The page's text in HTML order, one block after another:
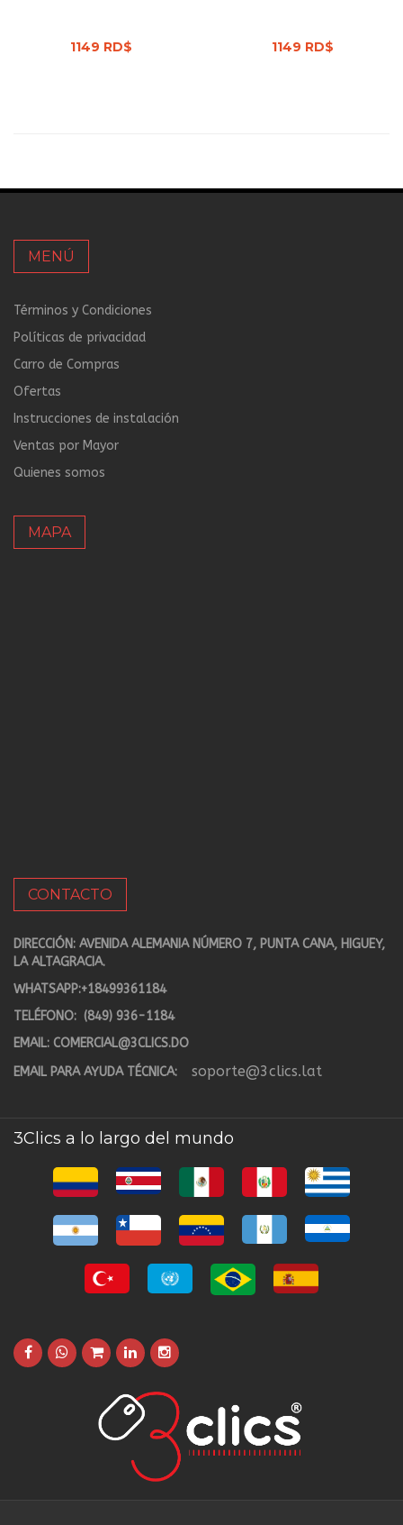
1149 RD$ 1149 RD$
MENÚ
Términos y Condiciones
Políticas de privacidad
Carro de Compras
Ofertas
Instrucciones de instalación
Ventas por Mayor
Quienes somos
MAPA
CONTACTO
DIRECCIÓN: AVENIDA ALEMANIA NÚMERO 7, PUNTA CANA, HIGUEY,
LA ALTAGRACIA.
WHATSAPP:+18499361184
TELÉFONO: (849) 936-1184
EMAIL: COMERCIAL@3CLICS.DO
EMAIL PARA AYUDA TÉCNICA:
soporte@3clics.lat
3Clics a lo largo del mundo